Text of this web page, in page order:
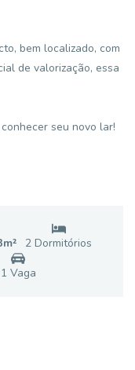
bem localizado, com
de valorização, essa
seu novo lar!
m² 2 Dormitórios
1 Vaga